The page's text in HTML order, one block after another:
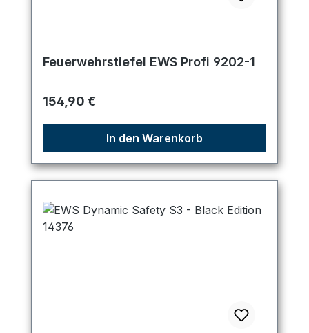
Feuerwehrstiefel EWS Profi 9202-1
Regulärer Preis:
154,90 €
In den Warenkorb